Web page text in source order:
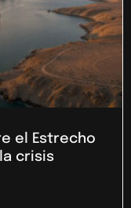
el Estrecho
crisis